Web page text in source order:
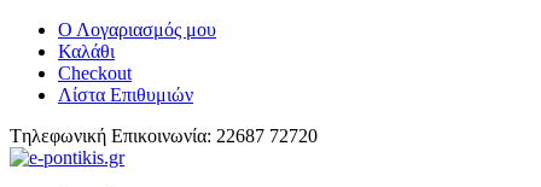
Ο Λογαριασμός μου
Καλάθι
Checkout
Λίστα Επιθυμιών
Tηλεφωνική Επικοινωνία: 22687 72720